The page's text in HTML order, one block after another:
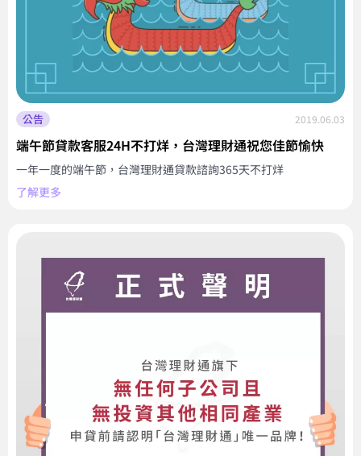
公告 2019.06.03
端午節貸款客服24H不打烊，台灣理財通祝您佳節愉快
一年一度的端午節，台灣理財通貸款諮詢365天不打烊
了解更多